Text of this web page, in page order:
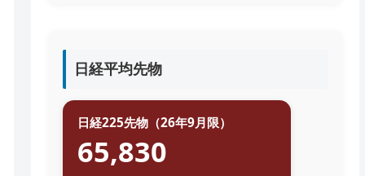
日経平均先物
日経225先物（26年9月限）
65,830